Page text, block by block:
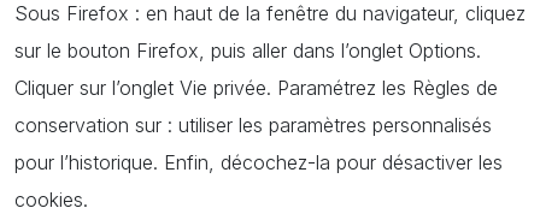
Sous Firefox : en haut de la fenêtre du navigateur, cliquez
sur le bouton Firefox, puis aller dans l’onglet Options.
Cliquer sur l’onglet Vie privée. Paramétrez les Règles de
conservation sur : utiliser les paramètres personnalisés
pour l’historique. Enfin, décochez-la pour désactiver les
cookies.